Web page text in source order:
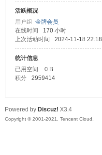
活跃概况
用户组 金牌会员
在线时间
170 小时
上次活动时间
2024-11-18 22:18
统计信息
已用空间
0 B
积分
2959414
Powered by Discuz! X3.4
Copyright © 2001-2021, Tencent Cloud.